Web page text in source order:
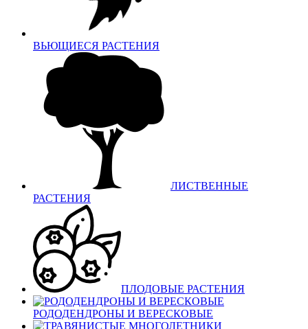
ВЬЮЩИЕСЯ РАСТЕНИЯ
ЛИСТВЕННЫЕ
РАСТЕНИЯ
ПЛОДОВЫЕ РАСТЕНИЯ
РОДОДЕНДРОНЫ И ВЕРЕСКОВЫЕ